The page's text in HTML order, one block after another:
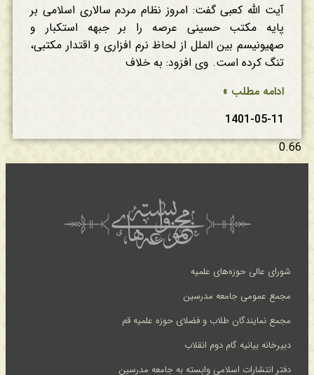
آیت الله کعبی گفت: امروز نظام مردم سالاری اسلامی بر
پایه مکتب حسینی عرصه را بر جبهه استکبار و
صهیونیسم بین الملل از لحاظ نرم افزاری و اقتدار مکتبی،
تنگ کرده است. وی افزود: به خلاف
ادامه مطلب »
1401-05-11
شورای عالی حوزه‌های علمیه
مجمع عمومی جامعه مدرسین
مجمع نمایندگان طلاب و فضلای حوزه علمیه قم
دبیرخانه بیانیه گام دوم انقلاب
دفتر انتشارات اسلامی وابسته به جامعه مدرسین